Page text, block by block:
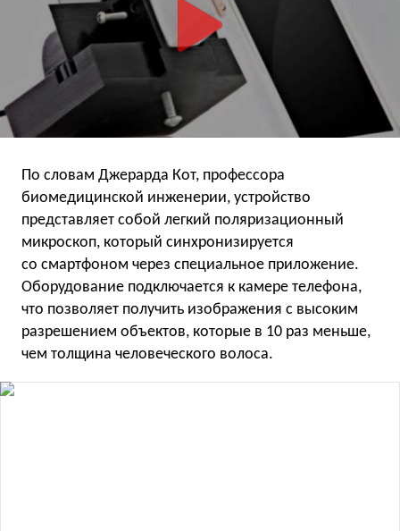
По словам Джерарда Кот, профессора
биомедицинской инженерии, устройство
представляет собой легкий поляризационный
микроскоп, который синхронизируется
со смартфоном через специальное приложение.
Оборудование подключается к камере телефона,
что позволяет получить изображения с высоким
разрешением объектов, которые в 10 раз меньше,
чем толщина человеческого волоса.